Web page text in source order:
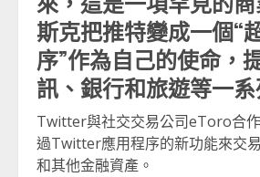
斯克把推特變成一個“
序”作為自己的使命，
訊、銀行和旅遊等一系
Twitter與社交交易公司eToro合
過Twitter應用程序的新功能來交
和其他金融資產。